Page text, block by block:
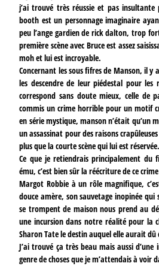
j’ai trouvé très réussie et pas
booth est un personnage imaginaire
peu l’ange gardien de rick dalton, trop
première scène avec Bruce est assez
moh et lui est incroyable.
Concernant les sous fifres de Manson, il y
les descendre de leur piédestal pour
correspond sans doute mieux, celle de
commis un crime horrible pour un motif
en série mystique, manson n’était qu’un
un assassinat pour des raisons
plus que la courte scène qui lui est réservée.
Ce que je retiendrais principalement du
ému, c’est bien sûr la réécriture de ce
Margot Robbie à un rôle magnifique,
douce amère, son sauvetage inopinée
se trompent de maison nous prend au
une incursion dans notre réalité pour la
Sharon Tate le destin auquel elle aurait dû
J’ai trouvé ça très beau mais aussi
genre de choses que je m’attendais à voir